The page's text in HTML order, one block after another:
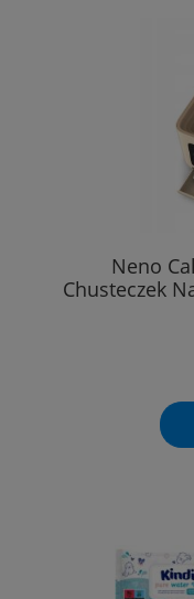
Neno
Chusteczek